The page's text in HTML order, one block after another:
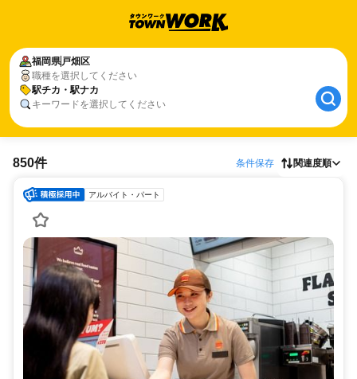
福岡県戸畑区
職種を選択してください
駅チカ・駅ナカ
キーワードを選択してください
850件 条件保存 関連度順
アルバイト・パート